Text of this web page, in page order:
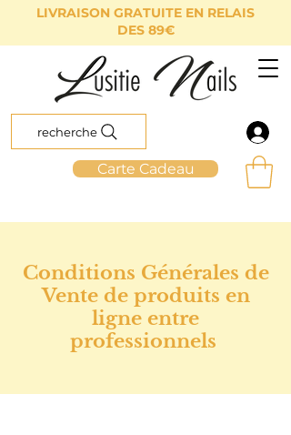
LIVRAISON GRATUITE EN RELAIS
DES 89€
Carte Cadeau
recherche
Conditions Générales de
Vente de produits en
ligne entre
professionnels